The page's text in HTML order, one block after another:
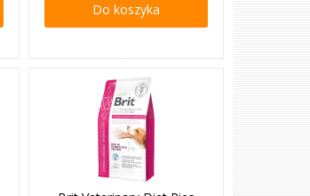
Do koszyka